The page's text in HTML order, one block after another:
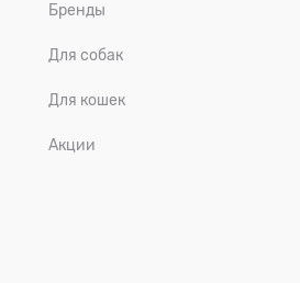
Бренды
Для собак
Для кошек
Акции